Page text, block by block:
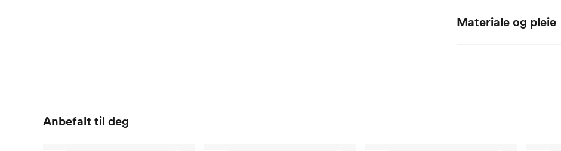
EU 31-35 34-38
Materiale og pleie
Anbefalt til deg